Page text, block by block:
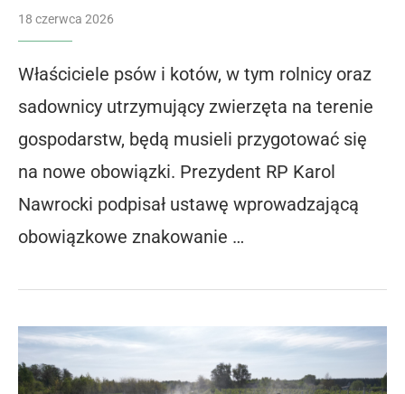
18 czerwca 2026
Właściciele psów i kotów, w tym rolnicy oraz
sadownicy utrzymujący zwierzęta na terenie
gospodarstw, będą musieli przygotować się
na nowe obowiązki. Prezydent RP Karol
Nawrocki podpisał ustawę wprowadzającą
obowiązkowe znakowanie …